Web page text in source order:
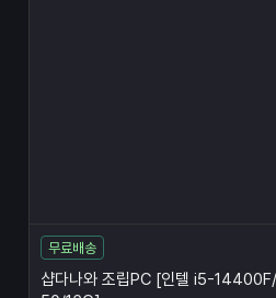
무료배송
샵다나와 조립PC [인텔 i5-